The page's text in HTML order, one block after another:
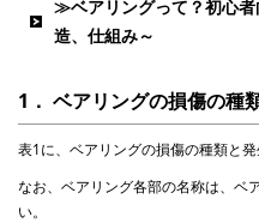
≫ベアリングって？初心
造、仕組み～
1． ベアリングの損傷の種
表1に、ベアリングの損傷の種類と発
なお、ベアリング各部の名称は、ベ
い。